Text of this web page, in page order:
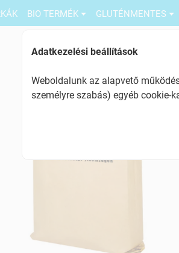
BIO TERMÉK GLUTÉNMENTES
Adatkezelési beállítások
Weboldalunk az alapvető
személyre szabás) egyéb cookie-